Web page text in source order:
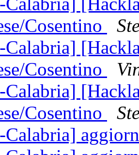
Cosentino
Cosentino
Cosentino